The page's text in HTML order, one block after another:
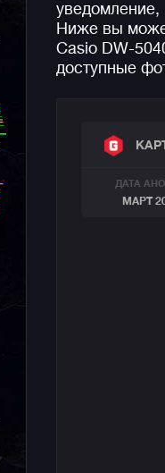
уведомление,
Ниже вы
Casio DW-
доступные
ДАТА
МАРТ